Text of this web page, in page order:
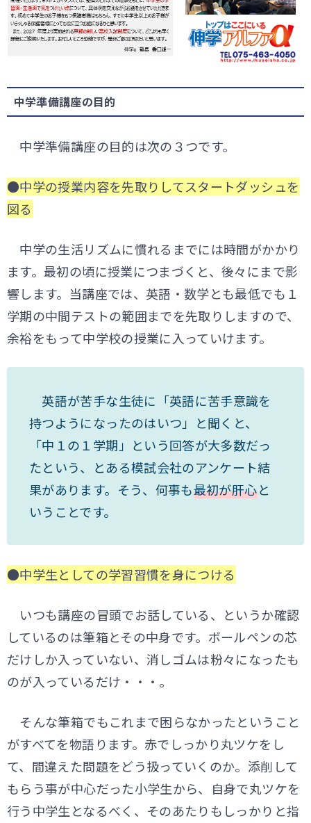
中学準備講座の目的
中学準備講座の目的は次の３つです。
●中学の授業内容を先取りしてスタートダッシュを
図る
中学の生活リズムに慣れるまでには時間がかかり
ます。最初の頃に授業につまづくと、後々にまで影
響します。当講座では、英語・数学とも最低でも１
学期の中間テストの範囲までを先取りしますので、
余裕をもって中学校の授業に入っていけます。
英語が苦手な生徒に「英語に苦手意識を
持つようになったのはいつ」と聞くと、
「中１の１学期」という回答が大多数だっ
たという、とある模試会社のアンケート結
果があります。そう、何事も最初が肝心と
いうことです。
●中学生としての学習習慣を身につける
いつも講座の冒頭でお話している、というか確認
しているのは筆箱とその中身です。ボールペンの芯
だけしか入っていない、消しゴムは粉々になったも
のが入っているだけ・・・。
そんな筆箱でもこれまで困らなかったということ
がすべてを物語ります。赤でしっかり丸ツケをし
て、間違えた問題をどう扱っていくのか。添削して
もらう事が中心だった小学生から、自身で丸ツケを
行う中学生となるべく、そのあたりもしっかりと指